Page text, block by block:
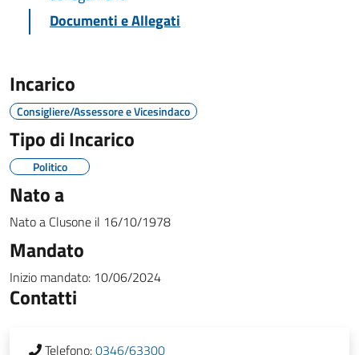
Documenti e Allegati
Incarico
Consigliere/Assessore e Vicesindaco
Tipo di Incarico
Politico
Nato a
Nato a Clusone il 16/10/1978
Mandato
Inizio mandato: 10/06/2024
Contatti
Telefono:0346/63300